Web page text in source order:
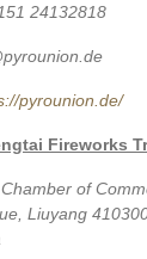
24132818
pyrounion.de/
Fireworks
of
Liuyang